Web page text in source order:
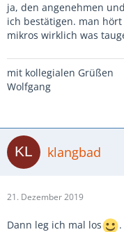
ja, den angenehmen
ich bestätigen. man
mikros wirklich was
mit kollegialen Grüßen
Wolfgang
klangbad
21. Dezember 2019
Dann leg ich mal los